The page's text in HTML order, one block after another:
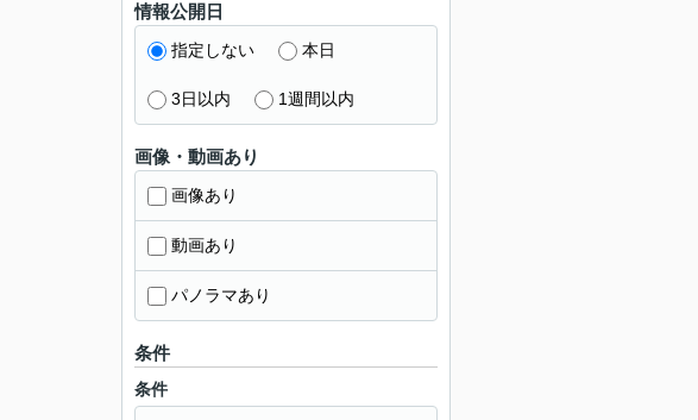
情報公開日
指定しない 本日
3日以内 1週間以内
画像・動画あり
画像あり
動画あり
パノラマあり
条件
条件